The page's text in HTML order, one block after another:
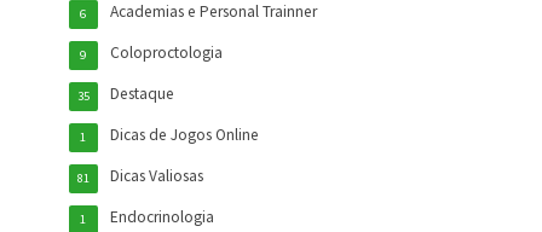
Academias e Personal Trainner
6
Coloproctologia
9
Destaque
35
Dicas de Jogos Online
1
Dicas Valiosas
81
Endocrinologia
1